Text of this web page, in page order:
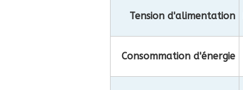
Tension d'alimentation
Consommation d'énergie